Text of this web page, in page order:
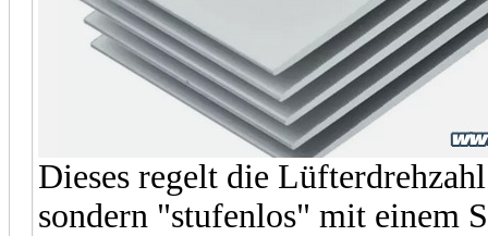
Dieses regelt die
sondern "stufenlos" mit einem